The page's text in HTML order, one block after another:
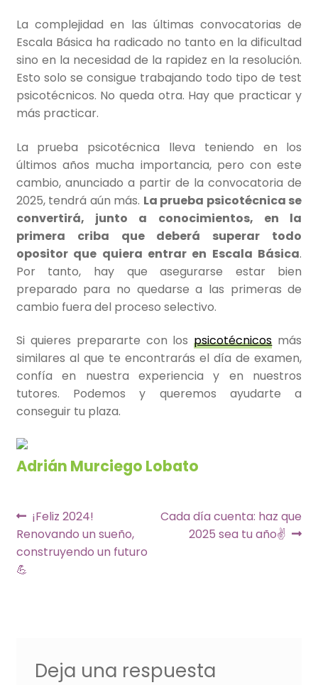
La complejidad en las últimas convocatorias de
Escala Básica ha radicado no tanto en la dificultad
sino en la necesidad de la rapidez en la resolución.
Esto solo se consigue trabajando todo tipo de test
psicotécnicos. No queda otra. Hay que practicar y
más practicar.
La prueba psicotécnica lleva teniendo en los
últimos años mucha importancia, pero con este
cambio, anunciado a partir de la convocatoria de
2025, tendrá aún más. La prueba psicotécnica se
convertirá, junto a conocimientos, en la
primera criba que deberá superar todo
opositor que quiera entrar en Escala Básica.
Por tanto, hay que asegurarse estar bien
preparado para no quedarse a las primeras de
cambio fuera del proceso selectivo.
Si quieres prepararte con lospsicotécnicos más
similares al que te encontrarás el día de examen,
confía en nuestra experiencia y en nuestros
tutores. Podemos y queremos ayudarte a
conseguir tu plaza.
Adrián Murciego Lobato
Navegación
de
entradas
Anterior:
¡Feliz 2024!
Renovando un sueño,
construyendo un futuro
💪
Siguiente:
Cada día cuenta: haz que
2025 sea tu año✌️
Deja una respuesta